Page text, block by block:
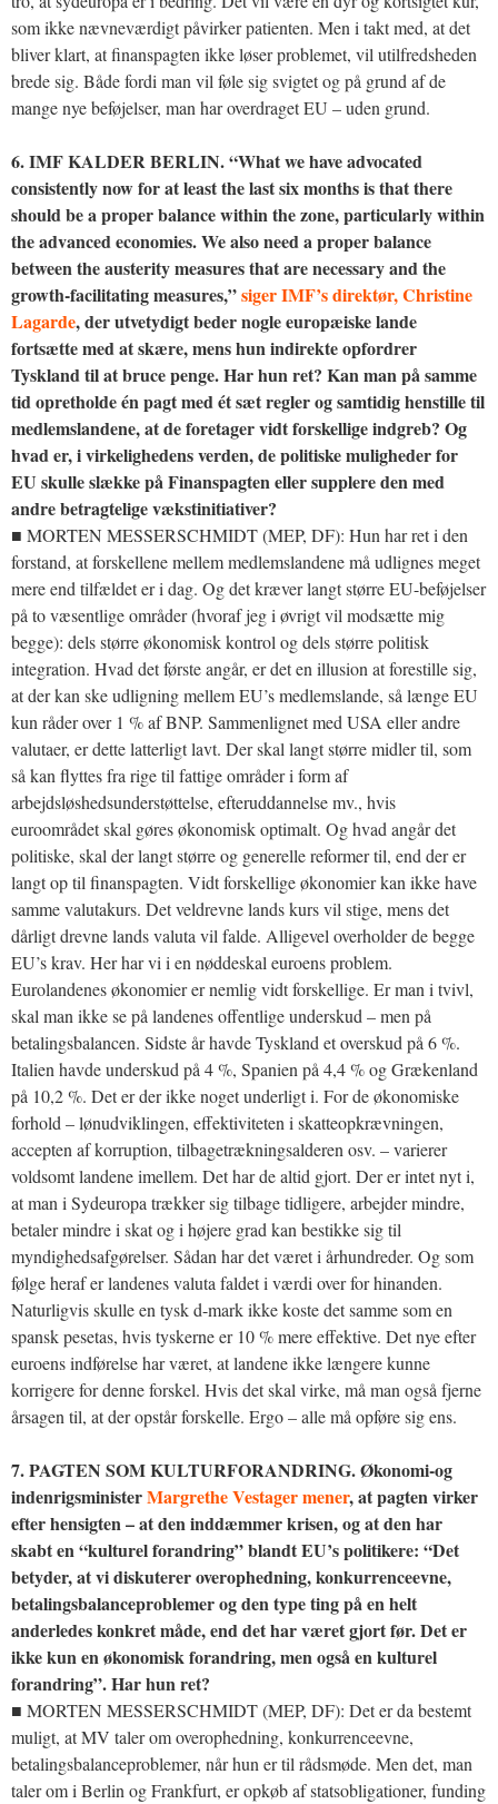
som ikke nævneværdigt påvirker patienten. Men i takt med, at det
bliver klart, at finanspagten ikke løser problemet, vil utilfredsheden
brede sig. Både fordi man vil føle sig svigtet og på grund af de
mange nye beføjelser, man har overdraget EU – uden grund.
6. IMF KALDER BERLIN. “What we have advocated
consistently now for at least the last six months is that there
should be a proper balance within the zone, particularly within
the advanced economies. We also need a proper balance
between the austerity measures that are necessary and the
growth-facilitating measures,”siger IMF’s direktør, Christine
Lagarde, der utvetydigt beder nogle europæiske lande
fortsætte med at skære, mens hun indirekte opfordrer
Tyskland til at bruce penge. Har hun ret? Kan man på samme
tid opretholde én pagt med ét sæt regler og samtidig henstille til
medlemslandene, at de foretager vidt forskellige indgreb? Og
hvad er, i virkelighedens verden, de politiske muligheder for
EU skulle slække på Finanspagten eller supplere den med
andre betragtelige vækstinitiativer?
■ MORTEN MESSERSCHMIDT (MEP, DF): Hun har ret i den
forstand, at forskellene mellem medlemslandene må udlignes meget
mere end tilfældet er i dag. Og det kræver langt større EU-beføjelser
på to væsentlige områder (hvoraf jeg i øvrigt vil modsætte mig
begge): dels større økonomisk kontrol og dels større politisk
integration. Hvad det første angår, er det en illusion at forestille sig,
at der kan ske udligning mellem EU’s medlemslande, så længe EU
kun råder over 1 % af BNP. Sammenlignet med USA eller andre
valutaer, er dette latterligt lavt. Der skal langt større midler til, som
så kan flyttes fra rige til fattige områder i form af
arbejdsløshedsunderstøttelse, efteruddannelse mv., hvis
euroområdet skal gøres økonomisk optimalt. Og hvad angår det
politiske, skal der langt større og generelle reformer til, end der er
langt op til finanspagten. Vidt forskellige økonomier kan ikke have
samme valutakurs. Det veldrevne lands kurs vil stige, mens det
dårligt drevne lands valuta vil falde. Alligevel overholder de begge
EU’s krav. Her har vi i en nøddeskal euroens problem.
Eurolandenes økonomier er nemlig vidt forskellige. Er man i tvivl,
skal man ikke se på landenes offentlige underskud – men på
betalingsbalancen. Sidste år havde Tyskland et overskud på 6 %.
Italien havde underskud på 4 %, Spanien på 4,4 % og Grækenland
på 10,2 %. Det er der ikke noget underligt i. For de økonomiske
forhold – lønudviklingen, effektiviteten i skatteopkrævningen,
accepten af korruption, tilbagetrækningsalderen osv. – varierer
voldsomt landene imellem. Det har de altid gjort. Der er intet nyt i,
at man i Sydeuropa trækker sig tilbage tidligere, arbejder mindre,
betaler mindre i skat og i højere grad kan bestikke sig til
myndighedsafgørelser. Sådan har det været i århundreder. Og som
følge heraf er landenes valuta faldet i værdi over for hinanden.
Naturligvis skulle en tysk d-mark ikke koste det samme som en
spansk pesetas, hvis tyskerne er 10 % mere effektive. Det nye efter
euroens indførelse har været, at landene ikke længere kunne
korrigere for denne forskel. Hvis det skal virke, må man også fjerne
årsagen til, at der opstår forskelle. Ergo – alle må opføre sig ens.
7. PAGTEN SOM KULTURFORANDRING. Økonomi-og
indenrigsministerMargrethe Vestager mener, at pagten virker
efter hensigten – at den inddæmmer krisen, og at den har
skabt en “kulturel forandring” blandt EU’s politikere: “Det
betyder, at vi diskuterer overophedning, konkurrenceevne,
betalingsbalanceproblemer og den type ting på en helt
anderledes konkret måde, end det har været gjort før. Det er
ikke kun en økonomisk forandring, men også en kulturel
forandring”. Har hun ret?
■ MORTEN MESSERSCHMIDT (MEP, DF): Det er da bestemt
muligt, at MV taler om overophedning, konkurrenceevne,
betalingsbalanceproblemer, når hun er til rådsmøde. Men det, man
taler om i Berlin og Frankfurt, er opkøb af statsobligationer, funding